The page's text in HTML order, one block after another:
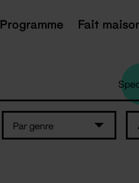
Programme Fait
Par genre